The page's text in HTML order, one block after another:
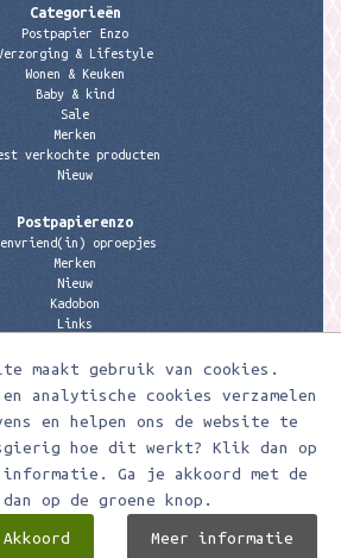
maakt gebruik van cookies.
analytische cookies verzamelen
en helpen ons de website te
hoe dit werkt? Klik dan op
informatie. Ga je akkoord met de
op de groene knop.
Akkoord Meer informatie
Categorieën
Postpapier Enzo
& Lifestyle
Wonen & Keuken
Baby & kind
Sale
Merken
verkochte producten
Nieuw
Postpapierenzo
oproepjes
Merken
Nieuw
Kadobon
Links
Contactgegevens
Meerleuks
anita@meerleuks.nl
06 – 107 163 36
KVK nummer: 58807179
nummer: 853190859B01